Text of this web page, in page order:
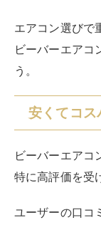
エアコン選びで
ビーバーエアコ
う。
安くてコス
ビーバーエアコ
特に高評価を受
ユーザーの口コ